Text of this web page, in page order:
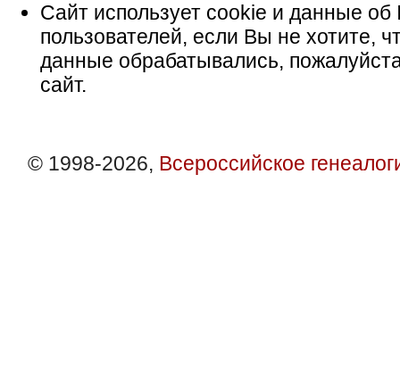
Сайт использует cookie и данные об
пользователей, если Вы не хотите,
данные обрабатывались,
сайт.
© 1998-2026, Всероссийское